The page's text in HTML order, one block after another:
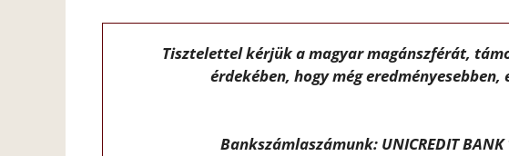
Tisztelettel kérjük a magyar magánszférát,
érdekében, hogy még
Bankszámlaszámunk: UNICREDIT BANK